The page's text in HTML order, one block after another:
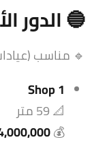
🔵 الدور
🔹 مناسب
Shop 1
📐 59 متر
💰
4,000,000